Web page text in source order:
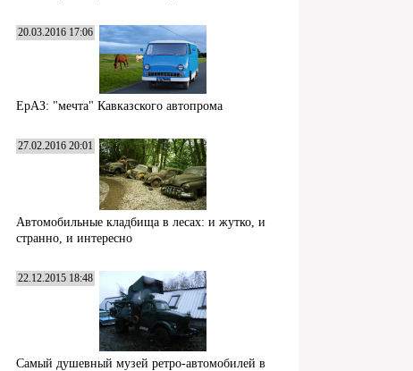
20.03.2016 17:06
ЕрАЗ: "мечта" Кавказского автопрома
27.02.2016 20:01
Автомобильные кладбища в лесах: и жутко, и
странно, и интересно
22.12.2015 18:48
Самый душевный музей ретро-автомобилей в